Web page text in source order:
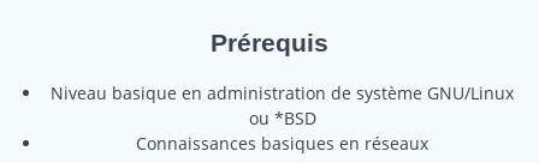
Prérequis
Niveau basique en administration de système GNU/Linux
ou *BSD
Connaissances basiques en réseaux